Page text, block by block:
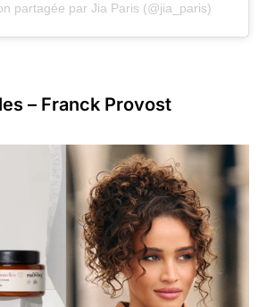
partagée par Jia Paris (@jia_paris)
– Franck Provost